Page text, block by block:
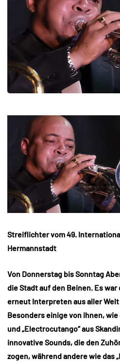
Streiflichter vom 49.
Hermannstadt
Von Donnerstag bis Sonntag
die Stadt auf den Beinen. Es
erneut Interpreten aus aller
Besonders einige von ihnen, wie
und „Electrocutango“ aus
innovative Sounds, die den
zogen, während andere wie das